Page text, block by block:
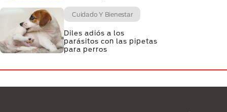
Cuidado Y Bienestar
Diles adiós a los
parásitos con las pipetas
para perros